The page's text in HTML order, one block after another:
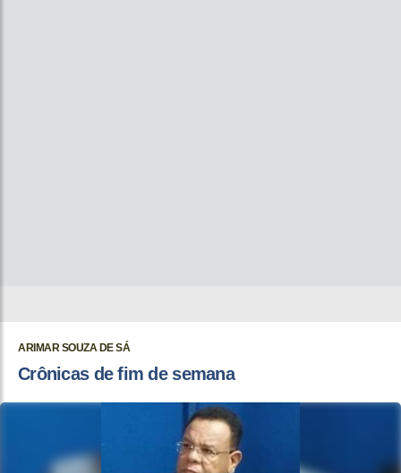
ARIMAR SOUZA DE SÁ
Crônicas de fim de semana